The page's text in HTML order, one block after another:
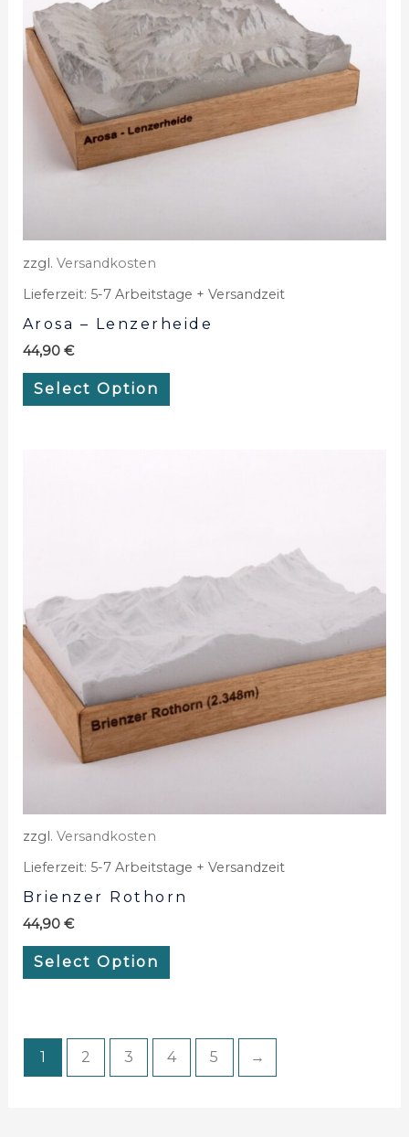
zzgl. Versandkosten
Lieferzeit: 5-7 Arbeitstage + Versandzeit
Arosa – Lenzerheide
44,90 €
Select Option
zzgl. Versandkosten
Lieferzeit: 5-7 Arbeitstage + Versandzeit
Brienzer Rothorn
44,90 €
Select Option
1 2 3 4 5 →